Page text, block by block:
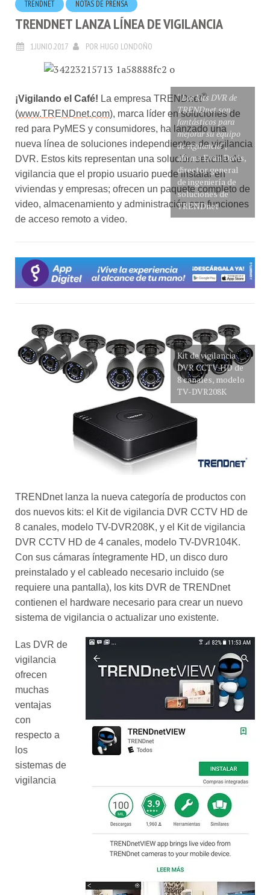
TRENDNET LANZA LÍNEA DE VIGILANCIA
“Los kits DVR de
TRENDnet son
fantásticos para
mejorar su equipo
de vigilancia“,
afirma Evan Davis,
director general
de ingeniería de
soluciones de
TRENDnet
La empresa TRENDnet
(www.TRENDnet.com), marca líder en soluciones de
red para PyMES y consumidores, ha lanzado una
nueva línea de soluciones independientes de vigilancia
DVR. Estos kits representan una solución sencilla de
vigilancia que el propio usuario puede instalar en
viviendas y empresas; ofrecen un paquete completo de
video, almacenamiento y administración con funciones
de acceso remoto a video.
Kit de vigilancia
DVR CCTV HD de
8 canales, modelo
TV-DVR208K
dos nuevos kits: el Kit de vigilancia DVR CCTV HD de
8 canales, modelo TV-DVR208K, y el Kit de vigilancia
DVR CCTV HD de 4 canales, modelo TV-DVR104K.
Con sus cámaras íntegramente HD, un disco duro
preinstalado y el cableado necesario incluido (se
requiere una pantalla), los kits DVR de TRENDnet
contienen el hardware necesario para crear un nuevo
sistema de vigilancia o actualizar uno existente.
vigilancia
ofrecen
muchas
ventajas
con
respecto a
los
sistemas de
vigilancia